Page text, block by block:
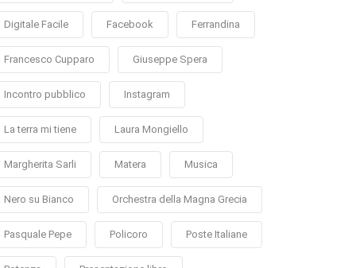
Digitale Facile Facebook Ferrandina
Francesco Cupparo Giuseppe Spera
Incontro pubblico Instagram
La terra mi tiene Laura Mongiello
Margherita Sarli Matera Musica
Nero su Bianco Orchestra della Magna Grecia
Pasquale Pepe Policoro Poste Italiane